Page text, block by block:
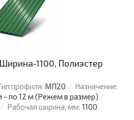
1100, Полиэстер
профиля: МП20
Назначение:
- по 12 м (Режем в размер)
Рабочая ширина, мм: 1100